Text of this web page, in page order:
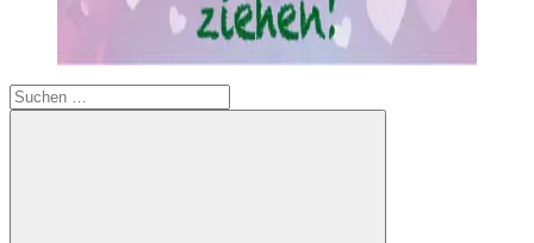
Suchen
nach: